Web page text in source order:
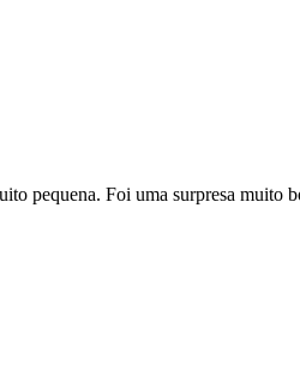
pequena. Foi uma surpresa muito